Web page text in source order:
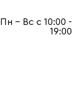
Пн - Вс с 10:00 -
19:00